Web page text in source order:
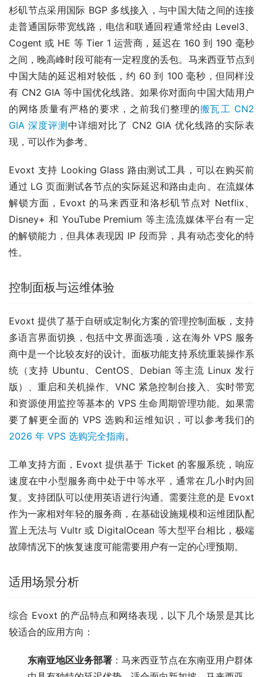
杉矶节点采用国际 BGP 多线接入，与中国大陆之间的连接
走普通国际带宽线路，电信和联通回程通常经由 Level3、
Cogent 或 HE 等 Tier 1 运营商，延迟在 160 到 190 毫秒
之间，晚高峰时段可能有一定程度的丢包。马来西亚节点到
中国大陆的延迟相对较低，约 60 到 100 毫秒，但同样没
有 CN2 GIA 等中国优化线路。如果你对面向中国大陆用户
的网络质量有严格的要求，之前我们整理的搬瓦工 CN2
GIA 深度评测中详细对比了 CN2 GIA 优化线路的实际表
现，可以作为参考。
Evoxt 支持 Looking Glass 路由测试工具，可以在购买前
通过 LG 页面测试各节点的实际延迟和路由走向。在流媒体
解锁方面，Evoxt 的马来西亚和洛杉矶节点对 Netflix、
Disney+ 和 YouTube Premium 等主流流媒体平台有一定
的解锁能力，但具体表现因 IP 段而异，具有动态变化的特
性。
控制面板与运维体验
Evoxt 提供了基于自研或定制化方案的管理控制面板，支持
多语言界面切换，包括中文界面选项，这在海外 VPS 服务
商中是一个比较友好的设计。面板功能支持系统重装操作系
统（支持 Ubuntu、CentOS、Debian 等主流 Linux 发行
版）、重启和关机操作、VNC 紧急控制台接入、实时带宽
和资源使用监控等基本的 VPS 生命周期管理功能。如果需
要了解更全面的 VPS 选购和运维知识，可以参考我们的
2026 年 VPS 选购完全指南。
工单支持方面，Evoxt 提供基于 Ticket 的客服系统，响应
速度在中小型服务商中处于中等水平，通常在几小时内回
复。支持团队可以使用英语进行沟通。需要注意的是 Evoxt
作为一家相对年轻的服务商，在基础设施规模和运维团队配
置上无法与 Vultr 或 DigitalOcean 等大型平台相比，极端
故障情况下的恢复速度可能需要用户有一定的心理预期。
适用场景分析
综合 Evoxt 的产品特点和网络表现，以下几个场景是其比
较适合的应用方向：
东南亚地区业务部署 ：马来西亚节点在东南亚用户群体